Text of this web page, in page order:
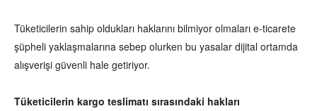
Tüketicilerin sahip oldukları haklarını bilmiyor olmaları e-ticarete
şüpheli yaklaşmalarına sebep olurken bu yasalar dijital ortamda
alışverişi güvenli hale getiriyor.
Tüketicilerin kargo teslimatı sırasındaki hakları